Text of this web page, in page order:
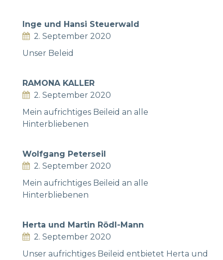
Inge und Hansi Steuerwald
2. September 2020
Unser Beleid
RAMONA KALLER
2. September 2020
Mein aufrichtiges Beileid an alle
Hinterbliebenen
Wolfgang Peterseil
2. September 2020
Mein aufrichtiges Beileid an alle
Hinterbliebenen
Herta und Martin Rödl-Mann
2. September 2020
Unser aufrichtiges Beileid entbietet Herta und